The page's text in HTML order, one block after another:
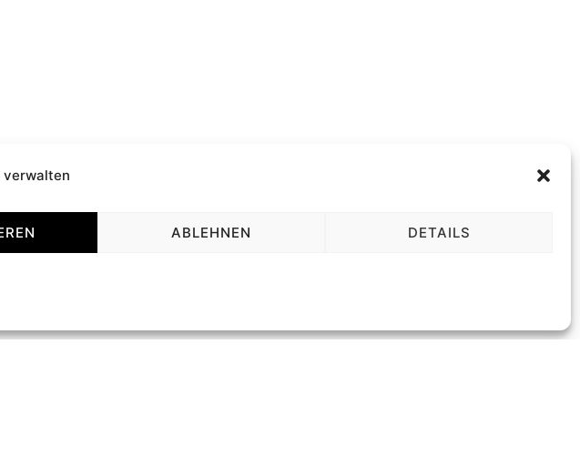
verwalten
ABLEHNEN DETAILS